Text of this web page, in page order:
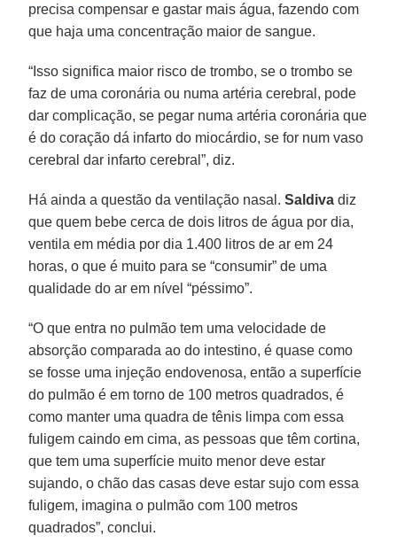
precisa compensar e gastar mais água, fazendo com
que haja uma concentração maior de sangue.
“Isso significa maior risco de trombo, se o trombo se
faz de uma coronária ou numa artéria cerebral, pode
dar complicação, se pegar numa artéria coronária que
é do coração dá infarto do miocárdio, se for num vaso
cerebral dar infarto cerebral”, diz.
Há ainda a questão da ventilação nasal.Saldiva diz
que quem bebe cerca de dois litros de água por dia,
ventila em média por dia 1.400 litros de ar em 24
horas, o que é muito para se “consumir” de uma
qualidade do ar em nível “péssimo”.
“O que entra no pulmão tem uma velocidade de
absorção comparada ao do intestino, é quase como
se fosse uma injeção endovenosa, então a superfície
do pulmão é em torno de 100 metros quadrados, é
como manter uma quadra de tênis limpa com essa
fuligem caindo em cima, as pessoas que têm cortina,
que tem uma superfície muito menor deve estar
sujando, o chão das casas deve estar sujo com essa
fuligem, imagina o pulmão com 100 metros
quadrados”, conclui.